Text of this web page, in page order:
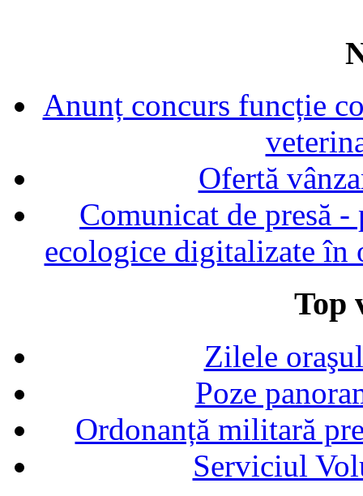
Anunț concurs funcție
Ofertă
Comunicat de presă
ecologice digitalizate în
Top
Zilele
Poze
Ordonanță militară
Serviciul